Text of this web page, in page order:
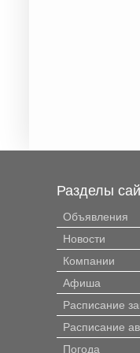
Разделы
Объявления
Новости
Компании
Афиша
Расписание
Расписание
Погода